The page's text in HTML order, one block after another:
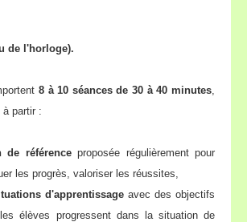
de l'horloge).
8 à 10 séances de 30 à 40 minutes,
partir :
de référenceproposée régulièrement pour
les progrès, valoriser les réussites,
d'apprentissage avec des objectifs
élèves progressent dans la situation de